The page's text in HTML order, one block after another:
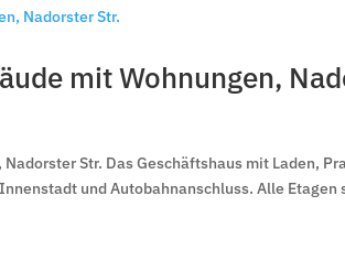
mit Wohnungen,
Str. Das Geschäftshaus mit Laden,
und Autobahnanschluss. Alle Etagen